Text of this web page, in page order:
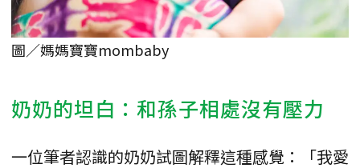
圖／媽媽寶寶mombaby
奶奶的坦白：和孫子相處沒有壓力
一位筆者認識的奶奶試圖解釋這種感覺：「我愛